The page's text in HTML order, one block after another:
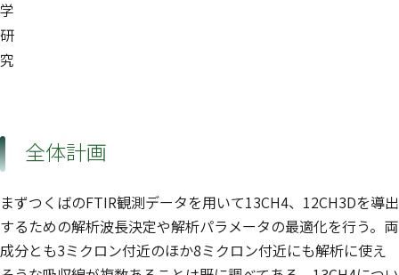
学
研
究
全体計画
まずつくばのFTIR観測データを用いて13CH4、12CH3Dを導出
するための解析波長決定や解析パラメータの最適化を行う。両
成分とも3ミクロン付近のほか8ミクロン付近にも解析に使え